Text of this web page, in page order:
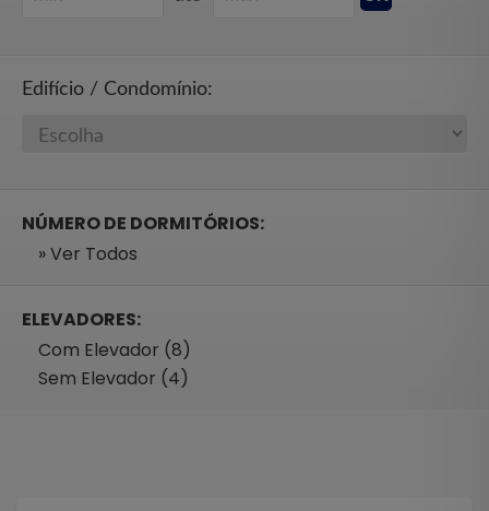
Edifício / Condomínio:
NÚMERO DE DORMITÓRIOS:
» Ver Todos
ELEVADORES:
Com Elevador (8)
Sem Elevador (4)